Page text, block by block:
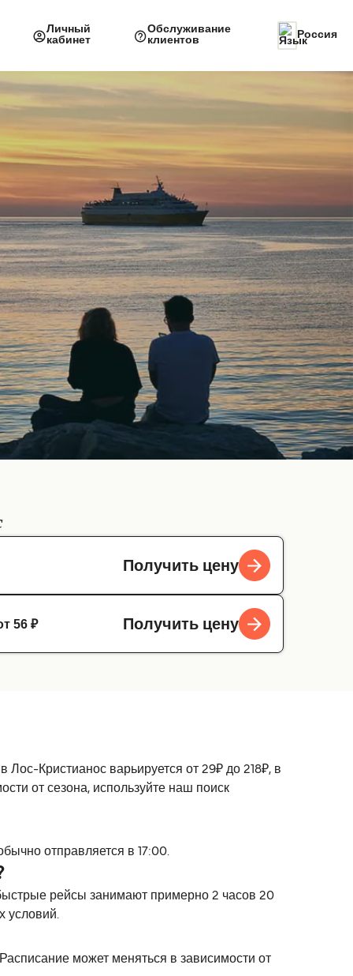
Личный
кабинет
Обслуживание
клиентов
Россия
Получить цену
56 ₽ Получить цену
Кристианос варьируется от 29₽ до 218₽, в
от сезона, используйте наш поиск
отправляется в 17:00.
рейсы занимают примерно 2 часов 20
условий.
может меняться в зависимости от